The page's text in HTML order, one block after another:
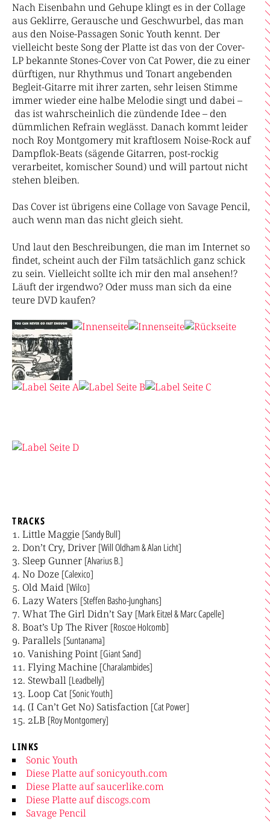
Nach Eisenbahn und Gehupe klingt es in der Collage
aus Geklirre, Gerausche und Geschwurbel, das man
aus den Noise-Passagen Sonic Youth kennt. Der
vielleicht beste Song der Platte ist das von der Cover-
LP bekannte Stones-Cover von Cat Power, die zu einer
dürftigen, nur Rhythmus und Tonart angebenden
Begleit-Gitarre mit ihrer zarten, sehr leisen Stimme
immer wieder eine halbe Melodie singt und dabei –
das ist wahrscheinlich die zündende Idee – den
dümmlichen Refrain weglässt. Danach kommt leider
noch Roy Montgomery mit kraftlosem Noise-Rock auf
Dampflok-Beats (sägende Gitarren, post-rockig
verarbeitet, komischer Sound) und will partout nicht
stehen bleiben.
Das Cover ist übrigens eine Collage von Savage Pencil,
auch wenn man das nicht gleich sieht.
Und laut den Beschreibungen, die man im Internet so
findet, scheint auch der Film tatsächlich ganz schick
zu sein. Vielleicht sollte ich mir den mal ansehen!?
Läuft der irgendwo? Oder muss man sich da eine
teure DVD kaufen?
TRACKS
Little Maggie [Sandy Bull]
Don’t Cry, Driver [Will Oldham & Alan Licht]
Sleep Gunner [Alvarius B.]
No Doze [Calexico]
Old Maid [Wilco]
Lazy Waters [Steffen Basho-Junghans]
What The Girl Didn’t Say [Mark Eitzel & Marc Capelle]
Boat’s Up The River [Roscoe Holcomb]
Parallels [Suntanama]
Vanishing Point [Giant Sand]
Flying Machine [Charalambides]
Stewball [Leadbelly]
Loop Cat [Sonic Youth]
(I Can’t Get No) Satisfaction [Cat Power]
2LB [Roy Montgomery]
LINKS
Sonic Youth
Diese Platte auf sonicyouth.com
Diese Platte auf saucerlike.com
Diese Platte auf discogs.com
Savage Pencil